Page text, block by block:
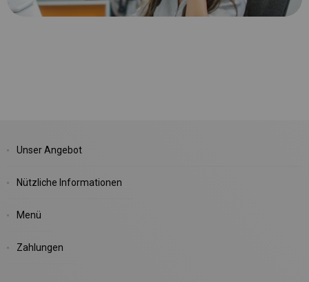
Unser Angebot
Nützliche Informationen
Menü
Zahlungen